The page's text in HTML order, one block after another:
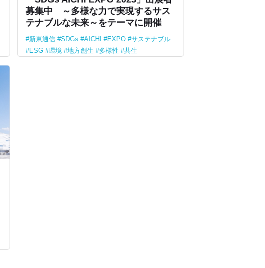
募集中 ～多様な力で実現するサス
テナブルな未来～をテーマに開催
新東通信 SDGs AICHI EXPO
サステナブル
ESG
環境 地方創生 多様性 共生